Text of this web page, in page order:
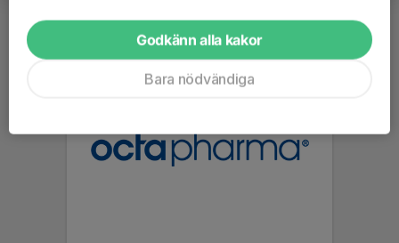
Godkänn alla kakor
Bara nödvändiga